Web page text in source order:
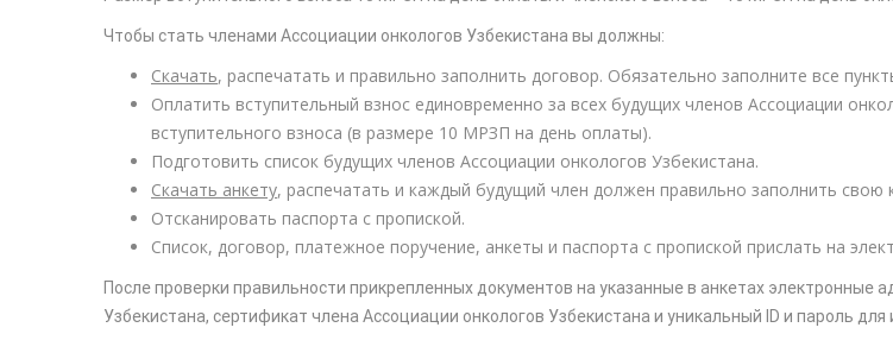
Чтобы стать членами Ассоциации онкологов Узбекистана вы должны:
Скачать, распечатать и правильно заполнить договор. Обязательно заполните все
Оплатить вступительный взнос единовременно за всех будущих членов Ассоциации
вступительного взноса (в размере 10 МРЗП на день оплаты).
Подготовить список будущих членов Ассоциации онкологов Узбекистана.
Скачать анкету, распечатать и каждый будущий член должен правильно заполнить свою
Отсканировать паспорта с пропиской.
Список, договор, платежное поручение, анкеты и паспорта с пропиской прислать на
После проверки правильности прикрепленных документов на указанные в анкетах
Узбекистана, сертификат члена Ассоциации онкологов Узбекистана и уникальный ID и пароль для